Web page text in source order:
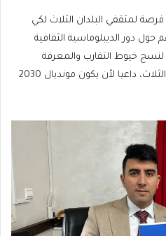
لمثقفي البلدان الثلاث لكي
حول دور الديبلوماسية الثقافية
لنسج خيوط التقارب والمعرفة
المتبادلة بين المجتمعات المدنية الثلاث، داعيا لأن يكون مونديال 2030